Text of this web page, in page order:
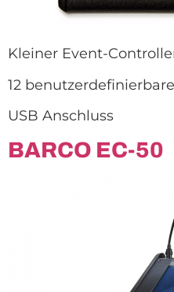
Kleiner Event-
12
USB Anschluss
BARCO EC-50